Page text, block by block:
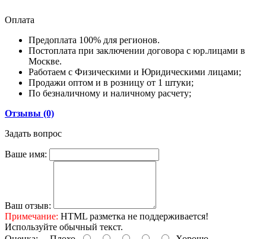
Оплата
Предоплата 100% для регионов.
Постоплата при заключении договора с юр.лицами в
Москве.
Работаем с Физическими и Юридическими лицами;
Продажи оптом и в розницу от 1 штуки;
По безналичному и наличному расчету;
Отзывы (0)
Задать вопрос
Ваше имя:
Ваш отзыв:
Примечание: HTML разметка не поддерживается!
Используйте обычный текст.